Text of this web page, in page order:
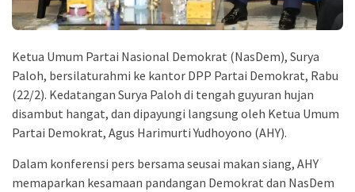
Ketua Umum Partai Nasional Demokrat (NasDem), Surya
Paloh, bersilaturahmi ke kantor DPP Partai Demokrat, Rabu
(22/2). Kedatangan Surya Paloh di tengah guyuran hujan
disambut hangat, dan dipayungi langsung oleh Ketua Umum
Partai Demokrat, Agus Harimurti Yudhoyono (AHY).
Dalam konferensi pers bersama seusai makan siang, AHY
memaparkan kesamaan pandangan Demokrat dan NasDem